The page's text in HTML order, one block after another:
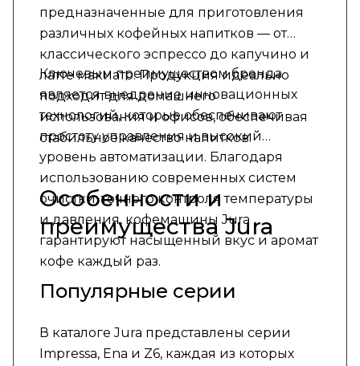
предназначенные для приготовления
различных кофейных напитков — от
классического эспрессо до капучино и
латте макиато. Продукция идеально
подходит для домашнего
использования и офисов, обеспечивая
стабильное качество напитков.
Ключевым преимуществом бренда
является внедрение инновационных
технологий, которые обеспечивают
простоту управления и высокий
уровень автоматизации. Благодаря
использованию современных систем
очистки, точного контроля температуры
и давления, кофемашины Jura
гарантируют насыщенный вкус и аромат
кофе каждый раз.
Особенности и
преимущества Jura
Популярные серии
В каталоге Jura представлены серии
Impressa, Ena и Z6, каждая из которых